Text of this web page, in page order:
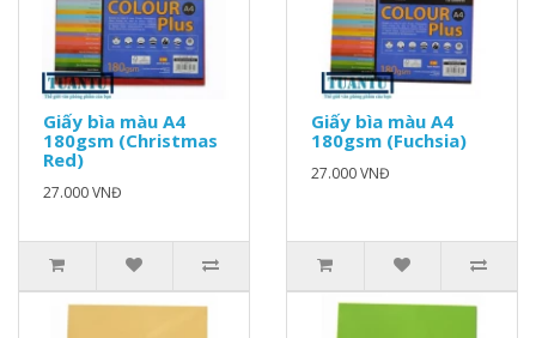
Giấy bìa màu A4
180gsm (Christmas
Red)
27.000 VNĐ
Giấy bìa màu A4
180gsm (Fuchsia)
27.000 VNĐ